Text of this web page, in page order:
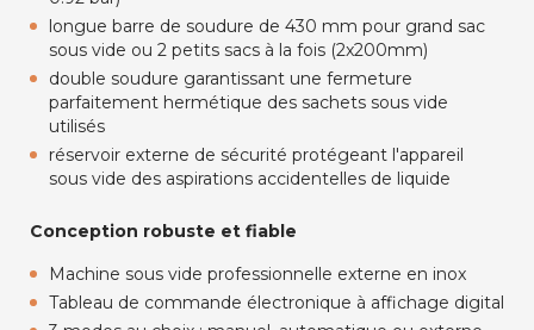
longue barre de soudure de 430 mm pour grand sac
sous vide ou 2 petits sacs à la fois (2x200mm)
double soudure garantissant une fermeture
parfaitement hermétique des sachets sous vide
utilisés
réservoir externe de sécurité protégeant l'appareil
sous vide des aspirations accidentelles de liquide
Conception robuste et fiable
Machine sous vide professionnelle externe en inox
Tableau de commande électronique à affichage digital